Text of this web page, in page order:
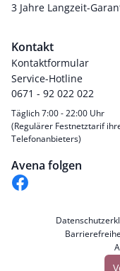
3 Jahre Langzeit-
Kontakt
Kontaktformular
Service-Hotline
0671 - 92 022 022
Täglich 7:00 - 22:00 Uhr
(Regulärer Festnetztarif
Telefonanbieters)
Avena folgen